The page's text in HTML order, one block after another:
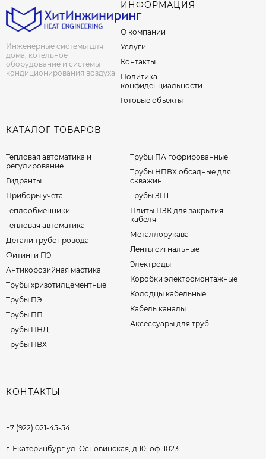
Инженерные системы для
дома, котельное
оборудование и системы
кондиционирования воздуха
ИНФОРМАЦИЯ
О компании
Услуги
Контакты
Политика
конфиденциальности
Готовые объекты
КАТАЛОГ ТОВАРОВ
Тепловая автоматика и
регулирование
Гидранты
Приборы учета
Теплообменники
Тепловая автоматика
Детали трубопровода
Фитинги ПЭ
Антикорозийная мастика
Трубы хризотилцементные
Трубы ПЭ
Трубы ПП
Трубы ПНД
Трубы ПВХ
Трубы ПА гофрированные
Трубы НПВХ обсадные для
скважин
Трубы ЗПТ
Плиты ПЗК для закрытия
кабеля
Металлорукава
Ленты сигнальные
Электроды
Коробки электромонтажные
Колодцы кабельные
Кабель каналы
Аксессуары для труб
КОНТАКТЫ
+7 (922) 021-45-54
г. Екатеринбург ул. Основинская, д.10, оф. 1023